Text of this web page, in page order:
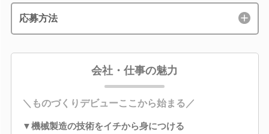
応募方法
会社・仕事の魅力
＼ものづくりデビューここから始まる／
▼機械製造の技術をイチから身につける